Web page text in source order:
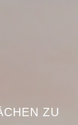
ZU